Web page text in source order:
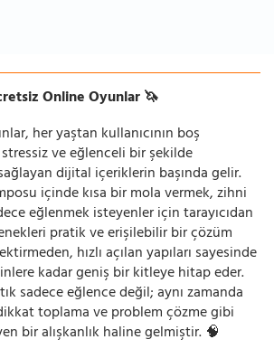
Online Oyunlar 🦄
her yaştan kullanıcının boş
ve eğlenceli bir şekilde
dijital içeriklerin başında gelir.
içinde kısa bir mola vermek, zihni
eğlenmek isteyenler için tarayıcıdan
pratik ve erişilebilir bir çözüm
hızlı açılan yapıları sayesinde
kadar geniş bir kitleye hitap eder.
sadece eğlence değil; aynı zamanda
toplama ve problem çözme gibi
bir alışkanlık haline gelmiştir. 🧠